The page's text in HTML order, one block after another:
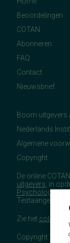
Beoordelingen
COTAN
Abonneren
FAQ
Contact
Nieuwsbrief
Boom uitgevers
Nederlands
Algemene
Copyright
De online
uitgevers , in
Psychologen
Zie het colofon
Copyright 2026